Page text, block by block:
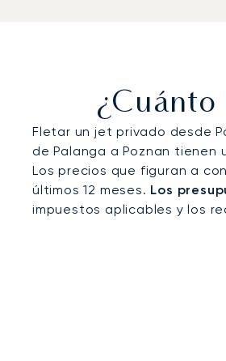
¿Cuánto
Fletar un jet privado desde
de Palanga a Poznan tienen
Los precios que figuran a
últimos 12 meses. Los
impuestos aplicables y los